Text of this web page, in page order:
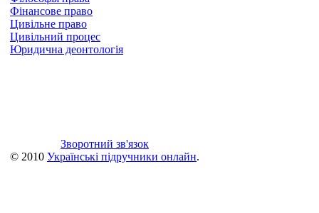
Фінансове право
Цивільне право
Цивільний процес
Юридична деонтологія
Зворотний зв'язок
© 2010 Українські підручники онлайн.